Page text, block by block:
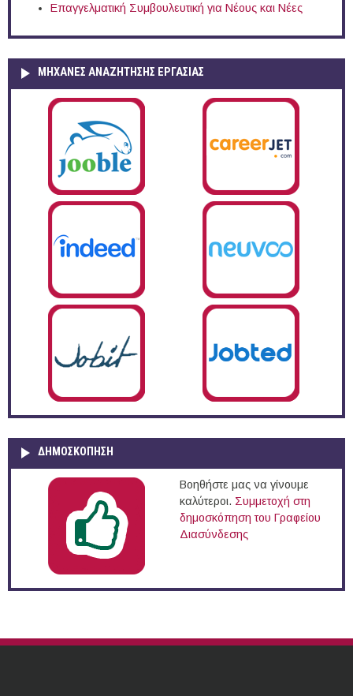
Επαγγελματική Συμβουλευτική για Νέους και Νέες
ΜΗΧΑΝΕΣ ΑΝΑΖΗΤΗΣΗΣ ΕΡΓΑΣΙΑΣ
ΔΗΜΟΣΚΌΠΗΣΗ
Βοηθήστε μας να γίνουμε
καλύτεροι. Συμμετοχή στη
δημοσκόπηση του Γραφείου
Διασύνδεσης